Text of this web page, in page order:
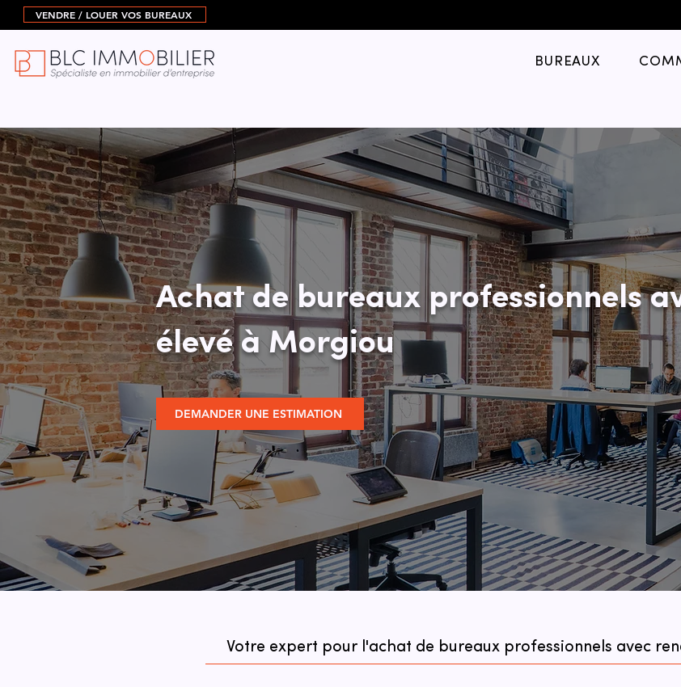
VENDRE / LOUER VOS BUREAUX
BUREAUX
Achat de bureaux professionnels
élevé à Morgiou
DEMANDER UNE ESTIMATION
Votre expert pour l'achat de bureaux professionnels avec